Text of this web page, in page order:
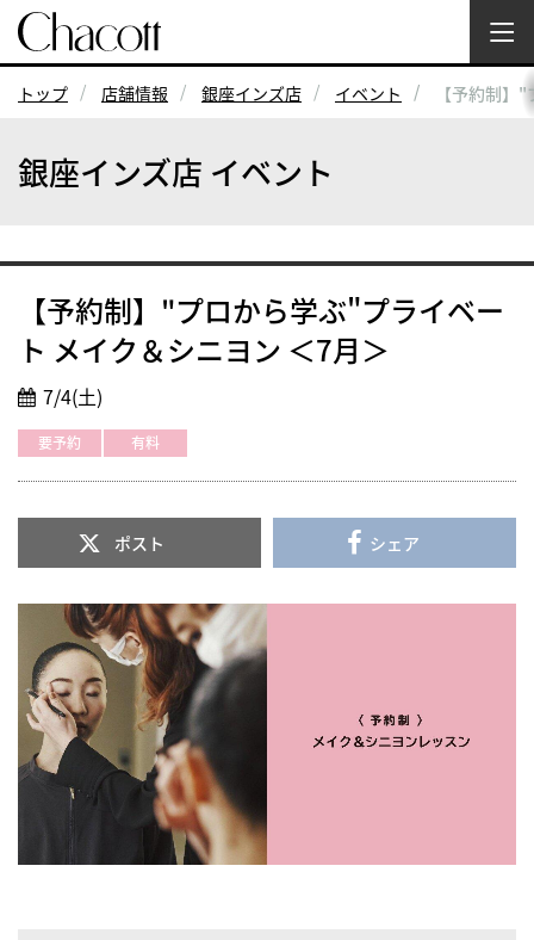
トップ 店舗情報 銀座インズ店 イベント 【予約制】
銀座インズ店 イベント
【予約制】"プロから学ぶ"プライベー
ト メイク＆シニヨン ＜7月＞
7/4(土)
要予約 有料
ポスト シェア